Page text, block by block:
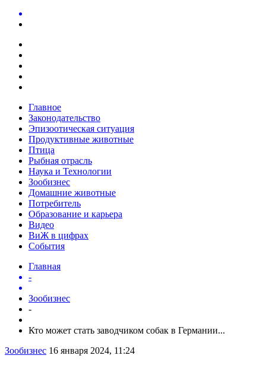
Главное
Законодательство
Эпизоотическая ситуация
Продуктивные животные
Птица
Рыбная отрасль
Наука и Технологии
Зообизнес
Домашние животные
Потребитель
Образование и карьера
Видео
ВиЖ в цифрах
События
Главная
-
Зообизнес
-
Кто может стать заводчиком собак в Германии...
Зообизнес 16 января 2024, 11:24